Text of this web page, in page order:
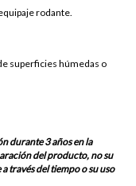
rodante.
superficies húmedas o
durante 3 años en la
del producto, no su
través del tiempo o su uso